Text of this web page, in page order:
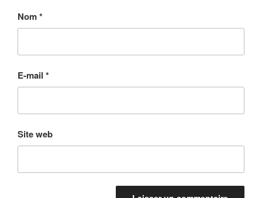
Nom*
E-mail *
Site web